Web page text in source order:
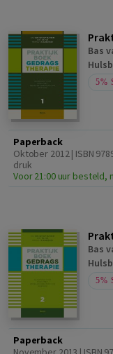
Bas
5%
Paperback
Oktober 2012 | ISBN
druk
Voor 21:00 uur besteld,
Bas
5%
Paperback